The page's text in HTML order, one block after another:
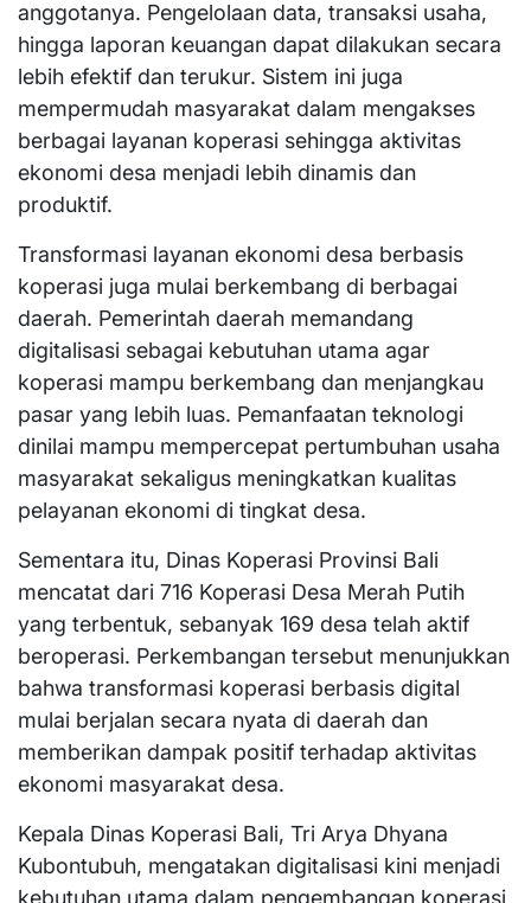
anggotanya. Pengelolaan data, transaksi usaha,
hingga laporan keuangan dapat dilakukan secara
lebih efektif dan terukur. Sistem ini juga
mempermudah masyarakat dalam mengakses
berbagai layanan koperasi sehingga aktivitas
ekonomi desa menjadi lebih dinamis dan
produktif.
Transformasi layanan ekonomi desa berbasis
koperasi juga mulai berkembang di berbagai
daerah. Pemerintah daerah memandang
digitalisasi sebagai kebutuhan utama agar
koperasi mampu berkembang dan menjangkau
pasar yang lebih luas. Pemanfaatan teknologi
dinilai mampu mempercepat pertumbuhan usaha
masyarakat sekaligus meningkatkan kualitas
pelayanan ekonomi di tingkat desa.
Sementara itu, Dinas Koperasi Provinsi Bali
mencatat dari 716 Koperasi Desa Merah Putih
yang terbentuk, sebanyak 169 desa telah aktif
beroperasi. Perkembangan tersebut menunjukkan
bahwa transformasi koperasi berbasis digital
mulai berjalan secara nyata di daerah dan
memberikan dampak positif terhadap aktivitas
ekonomi masyarakat desa.
Kepala Dinas Koperasi Bali, Tri Arya Dhyana
Kubontubuh, mengatakan digitalisasi kini menjadi
kebutuhan utama dalam pengembangan koperasi